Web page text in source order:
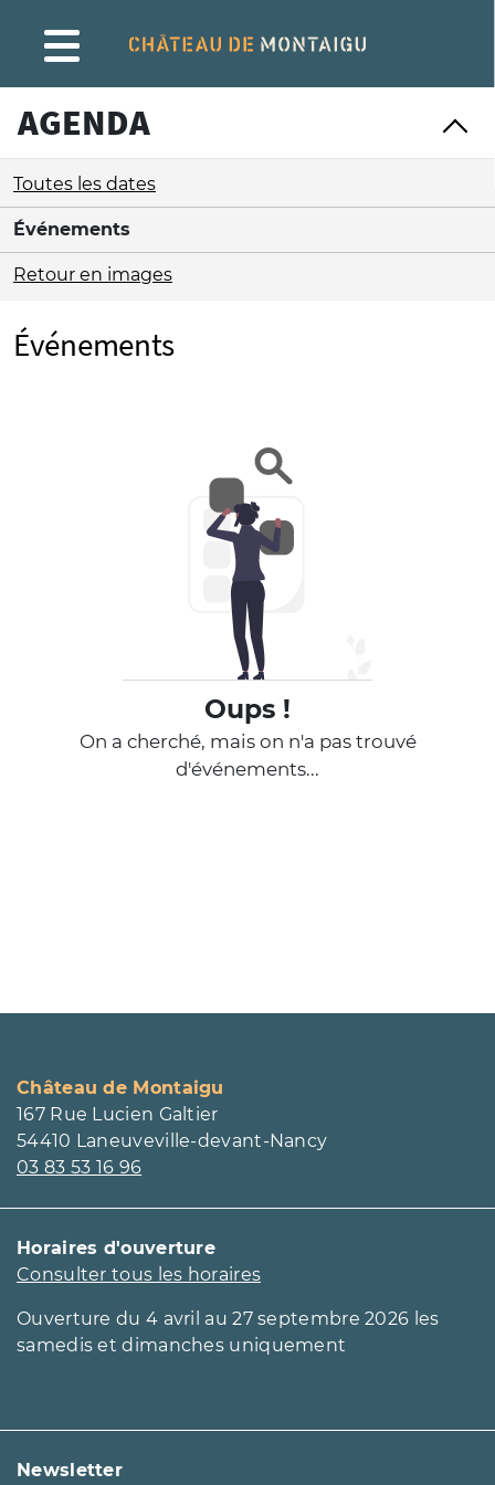
AGENDA
Toutes les dates
Événements
Retour en images
Événements
Oups !
On a cherché, mais on n'a pas trouvé
d'événements...
Château de Montaigu
167 Rue Lucien Galtier
54410 Laneuveville-devant-Nancy
03 83 53 16 96
Horaires d'ouverture
Consulter tous les horaires
Ouverture du 4 avril au 27 septembre 2026 les
samedis et dimanches uniquement
Newsletter